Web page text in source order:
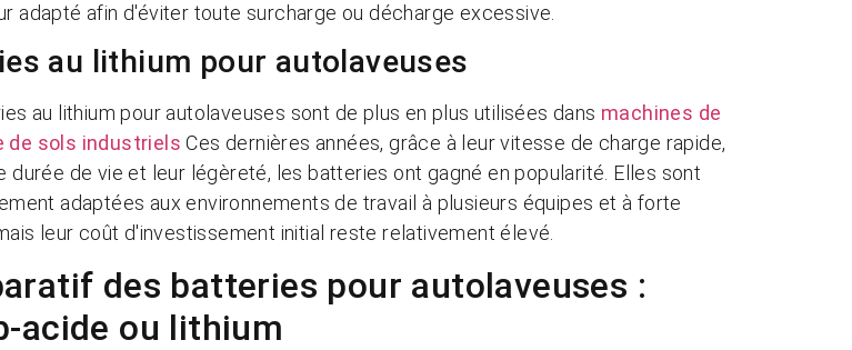
adapté afin d'éviter toute surcharge ou décharge excessive.
au lithium pour autolaveuses
au lithium pour autolaveuses sont de plus en plus utilisées dans machines de
de sols industriels Ces dernières années, grâce à leur vitesse de charge rapide,
durée de vie et leur légèreté, les batteries ont gagné en popularité. Elles sont
adaptées aux environnements de travail à plusieurs équipes et à forte
leur coût d'investissement initial reste relativement élevé.
des batteries pour autolaveuses :
acide ou lithium